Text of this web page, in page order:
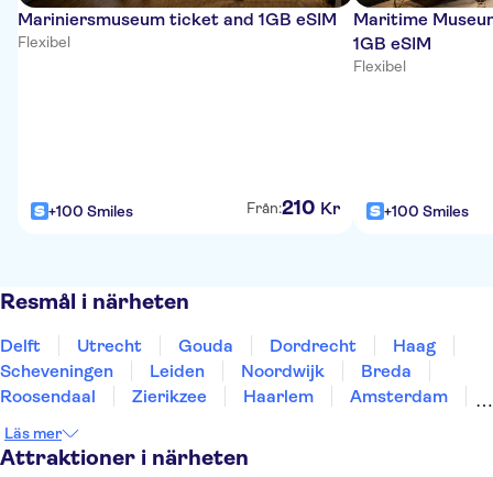
Mariniersmuseum ticket and 1GB eSIM
Flexibel
+100 Smiles Från:210 Kr
Maritime
1GB eSIM
Flexibel
+100 Smiles
Resmål i närheten
Delft Utrecht Gouda Dordrecht
Haag
Scheveningen
Leiden Noordwijk
Breda
Roosendaal
Zierikzee Haarlem
Amsterdam
Läs mer
Attraktioner i närheten